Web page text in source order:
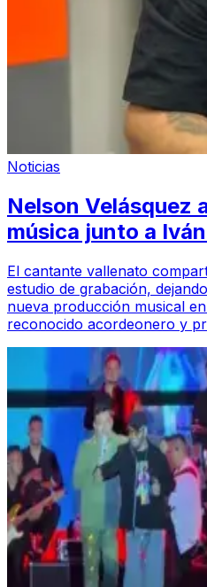
Noticias
Nelson Velásquez
música junto a
El cantante vallenato
estudio de grabación,
nueva producción musical
reconocido acordeonero y